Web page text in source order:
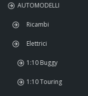
CONTATTI
FREE WHEEL
AUTOMODELLI
Ricambi
Elettrici
1:10 Buggy
1:10 Touring